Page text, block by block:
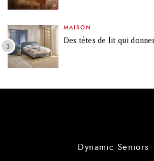
MAISON
Des têtes de lit qui
Dynamic Seniors